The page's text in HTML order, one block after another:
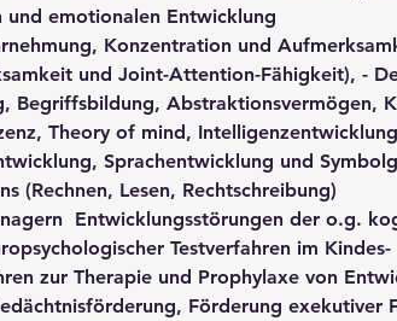
und emotionalen Entwicklung
Konzentration und
und Joint-Attention-Fähigkeit), -
Begriffsbildung, Abstraktionsvermögen,
Theory of mind,
Sprachentwicklung und
(Rechnen, Lesen, Rechtschreibung)
Entwicklungsstörungen der o.g.
Testverfahren im Kindes-
zur Therapie und Prophylaxe von
Förderung exekutiver